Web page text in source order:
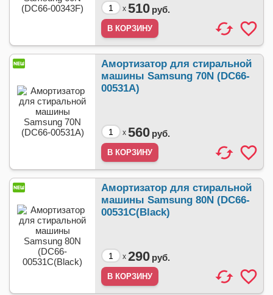
x 510 руб.
Амортизатор для стиральной
машины Samsung 70N (DC66-
00531A)
x 560 руб.
Амортизатор для стиральной
машины Samsung 80N (DC66-
00531C(Black)
x 290 руб.